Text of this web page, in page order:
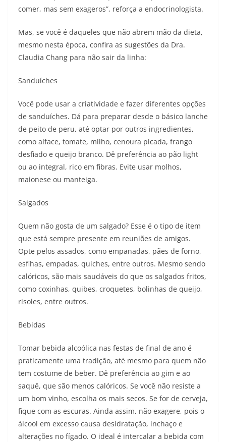
comer, mas sem exageros”, reforça a endocrinologista.
Mas, se você é daqueles que não abrem mão da dieta,
mesmo nesta época, confira as sugestões da Dra.
Claudia Chang para não sair da linha:
Sanduíches
Você pode usar a criatividade e fazer diferentes opções
de sanduíches. Dá para preparar desde o básico lanche
de peito de peru, até optar por outros ingredientes,
como alface, tomate, milho, cenoura picada, frango
desfiado e queijo branco. Dê preferência ao pão light
ou ao integral, rico em fibras. Evite usar molhos,
maionese ou manteiga.
Salgados
Quem não gosta de um salgado? Esse é o tipo de item
que está sempre presente em reuniões de amigos.
Opte pelos assados, como empanadas, pães de forno,
esfihas, empadas, quiches, entre outros. Mesmo sendo
calóricos, são mais saudáveis do que os salgados fritos,
como coxinhas, quibes, croquetes, bolinhas de queijo,
risoles, entre outros.
Bebidas
Tomar bebida alcoólica nas festas de final de ano é
praticamente uma tradição, até mesmo para quem não
tem costume de beber. Dê preferência ao gim e ao
saquê, que são menos calóricos. Se você não resiste a
um bom vinho, escolha os mais secos. Se for de cerveja,
fique com as escuras. Ainda assim, não exagere, pois o
álcool em excesso causa desidratação, inchaço e
alterações no fígado. O ideal é intercalar a bebida com